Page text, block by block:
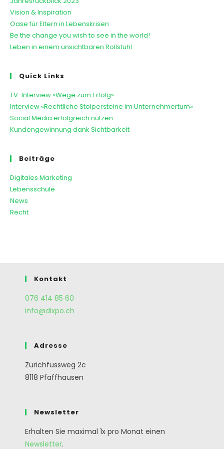
Vision & Inspiration
Oase für Eltern in Lebenskrisen
Be the change you wish to see in the world!
Leben in einem unsichtbaren Rollstuhl
Quick Links
TV-Interview «Wege zum Erfolg»
Interview «Rechtliche Stolpersteine im Unternehmertum»
Social Media erfolgreich nutzen
Kundengewinnung dank Sichtbarkeit
Beiträge
Digitales Marketing
Lebensschule
News
Recht
Kontakt
076 414 85 60
info@dixpo.ch
Adresse
Zürichfussweg 2c
8118 Pfaffhausen
Newsletter
Erhalten Sie maximal 1x pro Monat einen
Newsletter.